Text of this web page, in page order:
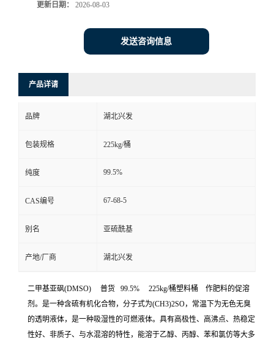
更新日期： 2026-08-03
发送咨询信息
产品详请
品牌 湖北兴发
包装规格 225kg/桶
纯度 99.5%
CAS编号 67-68-5
别名 亚硫酰基
产地/厂商 湖北兴发
二甲基亚砜(DMSO) 普货 99.5% 225kg/桶塑料桶 作肥料的促溶
剂。是一种含硫有机化合物，分子式为(CH3)2SO，常温下为无色无臭
的透明液体，是一种吸湿性的可燃液体。具有高极性、高沸点、热稳定
性好、非质子、与水混溶的特性，能溶于乙醇、丙醇、苯和氯仿等大多